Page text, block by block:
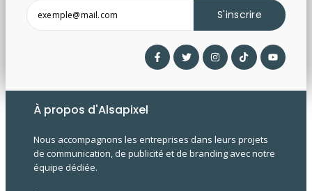
S'inscrire
À propos d'Alsapixel
Nous accompagnons les entreprises dans leurs projets
de communication, de publicité et de branding avec notre
équipe dédiée.